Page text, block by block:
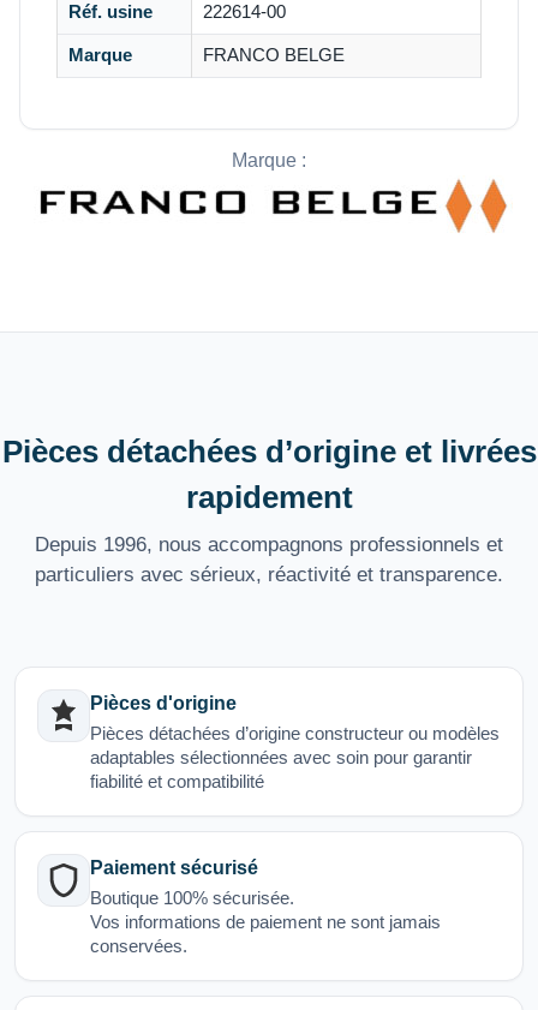
Réf. usine 222614-00
Marque FRANCO BELGE
Marque :
Pièces détachées d’origine et livrées
rapidement
Depuis 1996, nous accompagnons professionnels et
particuliers avec sérieux, réactivité et transparence.
Pièces d'origine
Pièces détachées d’origine constructeur ou modèles
adaptables sélectionnées avec soin pour garantir
fiabilité et compatibilité
Paiement sécurisé
Boutique 100% sécurisée.
Vos informations de paiement ne sont jamais
conservées.